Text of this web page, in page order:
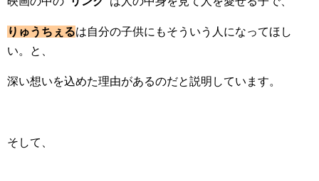
りゅうちぇるは自分の子供にもそういう人になってほし
い。と、
深い想いを込めた理由があるのだと説明しています。
そして、